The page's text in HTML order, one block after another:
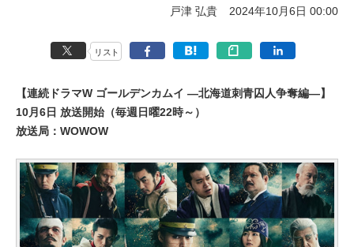
戸津 弘貴 2024年10月6日 00:00
リスト
【連続ドラマW ゴールデンカムイ ―北海道刺青囚人争奪編―】
10月6日 放送開始（毎週日曜22時～）
放送局：WOWOW